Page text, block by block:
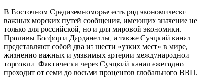
В Восточном Средиземноморье есть ряд экономически
важных морских путей сообщения, имеющих значение не
только для российской, но и для мировой экономики.
Проливы Босфор и Дарданеллы, а также Суэцкий канал
представляют собой два из шести «узких мест» в мире,
жизненно важных и уязвимых артерий международной
торговли. Фактически через Суэцкий канал ежегодно
проходит от семи до восьми процентов глобального ВВП.